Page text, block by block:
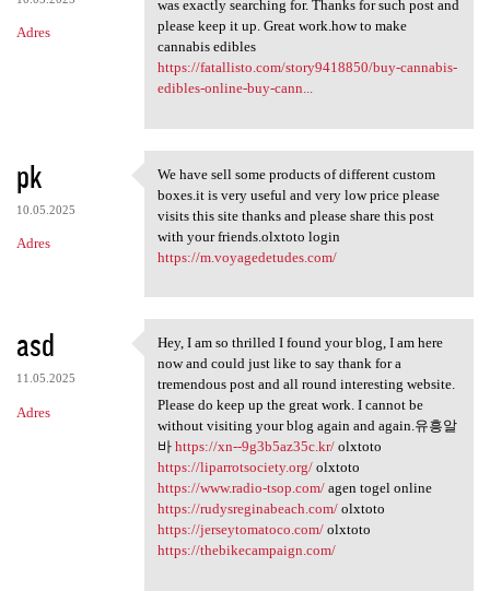
Adres
was exactly searching for. Thanks for such post and
please keep it up. Great work.how to make
cannabis edibles
https://fatallisto.com/story9418850/buy-cannabis-
edibles-online-buy-cann...
pk
10.05.2025
Adres
We have sell some products of
We have sell some products of different custom
boxes.it is very useful and very low price please
visits this site thanks and please share this post
with your friends.olxtoto login
https://m.voyagedetudes.com/
asd
11.05.2025
Adres
Hey, I am so thrilled I found
Hey, I am so thrilled I found your blog, I am here
now and could just like to say thank for a
tremendous post and all round interesting website.
Please do keep up the great work. I cannot be
without visiting your blog again and again.유흥알
바 https://xn--9g3b5az35c.kr/olxtoto
https://liparrotsociety.org/olxtoto
https://www.radio-tsop.com/agen togel online
https://rudysreginabeach.com/olxtoto
https://jerseytomatoco.com/olxtoto
https://thebikecampaign.com/